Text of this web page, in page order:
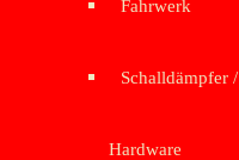
Fahrwerk
Schalldämpfer /
Hardware